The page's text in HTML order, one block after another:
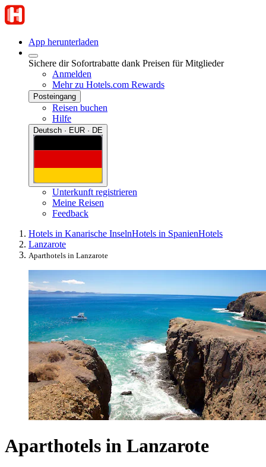
App herunterladen
Sichere dir Sofortrabatte dank Preisen für Mitglieder
Anmelden
Mehr zu Hotels.com Rewards
Posteingang
Reisen buchen
Hilfe
Deutsch · EUR · DE
Unterkunft registrieren
Meine Reisen
Feedback
Hotels in Kanarische InselnHotels in SpanienHotels
Lanzarote
Aparthotels in Lanzarote
Aparthotels in Lanzarote